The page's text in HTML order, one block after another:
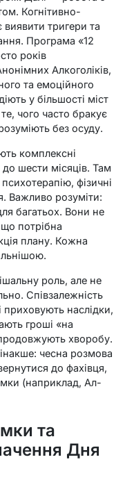
Когнітивно-
виявити тригери та
Програма «12
років
Алкоголіків,
та емоційного
у більшості міст
чого часто бракує
без осуду.
комплексні
шести місяців. Там
фізичні
Важливо розуміти:
багатьох. Вони не
потрібна
плану. Кожна
роль, але не
Співзалежність
наслідки,
гроші «на
хворобу.
чесна розмова
до фахівця,
(наприклад, Ал-
та
Дня